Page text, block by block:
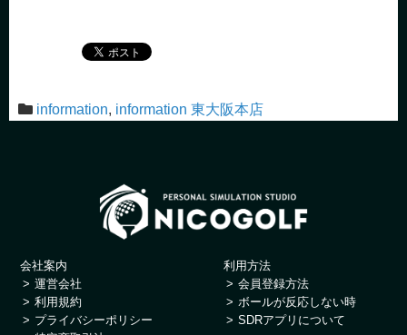
information, information 東大阪本店
会社案内
運営会社
利用規約
プライバシーポリシー
利用方法
会員登録方法
ボールが反応しない時
SDRアプリについて